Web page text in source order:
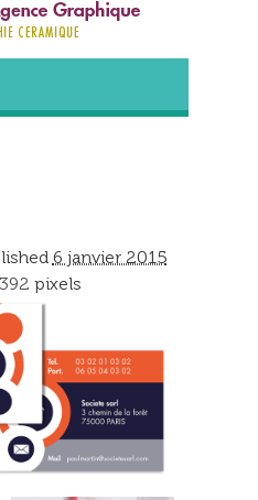
6 janvier 2015
pixels